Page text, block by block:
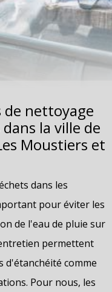
de nettoyage
la ville de
Moustiers et
dans les
pour éviter les
de l'eau de pluie sur
permettent
d'étanchéité comme
Pour nous, les